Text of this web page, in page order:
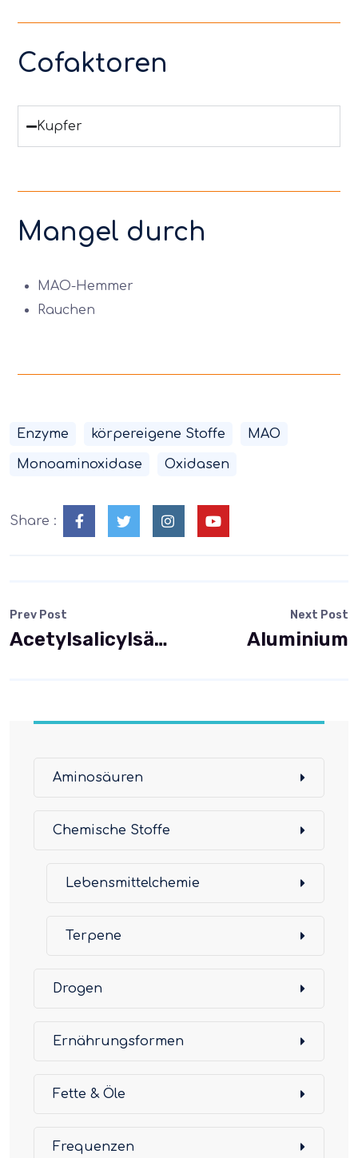
Cofaktoren
Kupfer
Mangel durch
MAO-Hemmer
Rauchen
Enzyme körpereigene Stoffe MAO
Monoaminoxidase Oxidasen
Share :
Prev Post
Acetylsalicylsäure (Aspirin)
Next Post
Aluminium
Aminosäuren
Chemische Stoffe
Lebensmittelchemie
Terpene
Drogen
Ernährungsformen
Fette & Öle
Frequenzen